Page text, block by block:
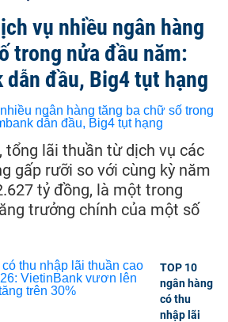
vụ nhiều ngân hàng
trong nửa đầu năm:
dẫn đầu, Big4 tụt hạng
tổng lãi thuần từ dịch vụ các
gấp rưỡi so với cùng kỳ năm
tỷ đồng, là một trong
trưởng chính của một số
TOP 10
ngân hàng
có thu
nhập lãi